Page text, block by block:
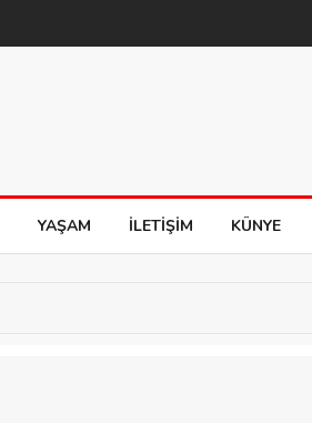
YAŞAM İLETIŞIM KÜNYE